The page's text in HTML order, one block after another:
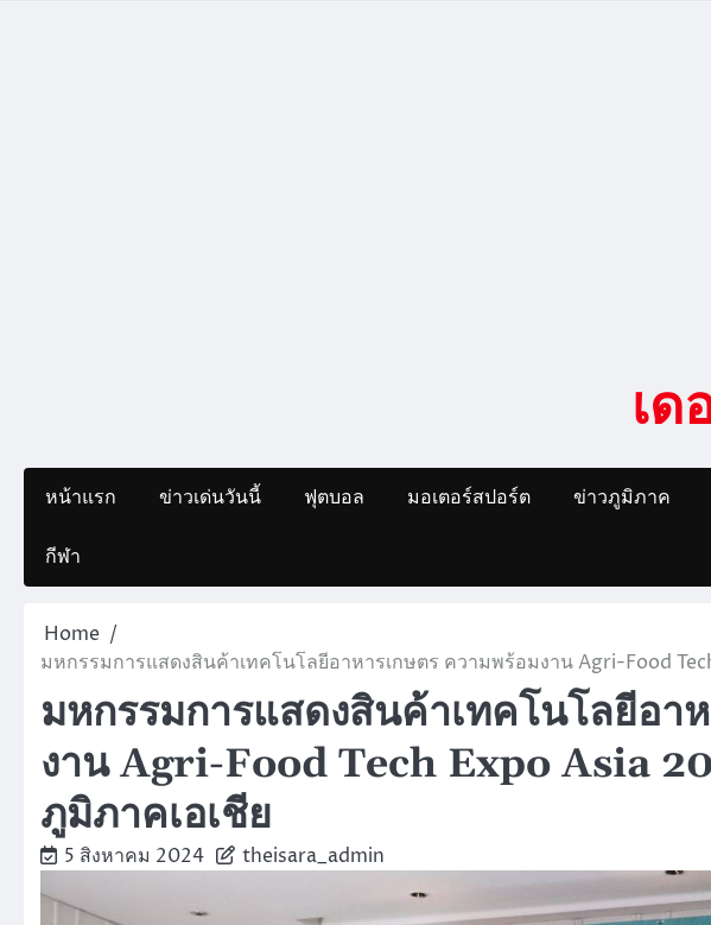
เด
หน้าแรก ข่าวเด่นวันนี้ ฟุตบอล มอเตอร์สปอร์ต ข่าวภูมิภาค
กีฬา
Home
มหกรรมการแสดงสินค้าเทคโนโลยีอาหารเกษตร ความพร้อมงาน Agri-Food
มหกรรมการแสดงสินค้าเทคโนโลยีอา
งาน Agri-Food Tech Expo Asia
ภูมิภาคเอเชีย
5 สิงหาคม 2024 theisara_admin